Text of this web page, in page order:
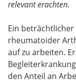
relevant erachten.
Ein
rheumatoider
auf zu arbeiten.
den Anteil an